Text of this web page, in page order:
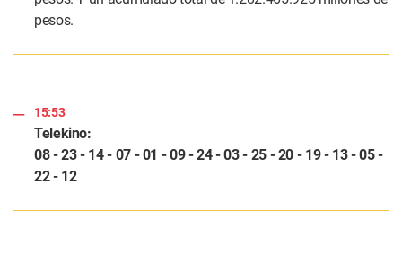
pesos.
15:53
Telekino:
08 - 23 - 14 - 07 - 01 - 09 - 24 - 03 - 25 - 20 - 19 - 13 - 05 -
22 - 12